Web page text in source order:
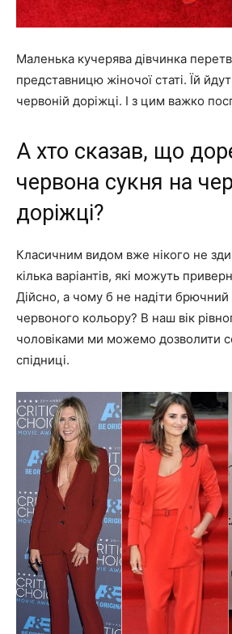
Маленька кучерява дівчинка
представницю жіночої статі. Їй
червоній доріжці. І з цим важко
А хто сказав, що
червона сукня на
доріжці?
Класичним видом вже нікого не
кілька варіантів, які можуть
Дійсно, а чому б не надіти
червоного кольору? В наш вік
чоловіками ми можемо дозволити
спідниці.